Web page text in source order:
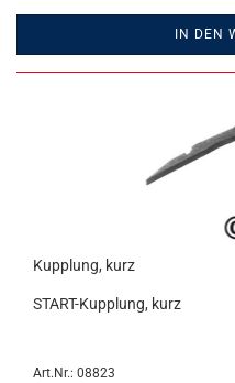
IN DEN
Kupplung, kurz
START-Kupplung, kurz
Art.Nr.: 08823